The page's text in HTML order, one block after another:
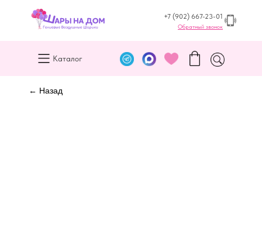
+7 (902) 667-23-01
Обратный звонок
Каталог
← Назад